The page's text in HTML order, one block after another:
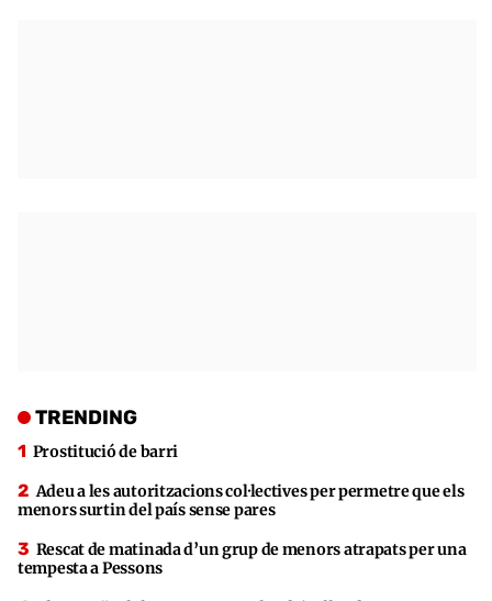
TRENDING
Prostitució de barri
Adeu a les autoritzacions col·lectives per permetre que els
menors surtin del país sense pares
Rescat de matinada d’un grup de menors atrapats per una
tempesta a Pessons